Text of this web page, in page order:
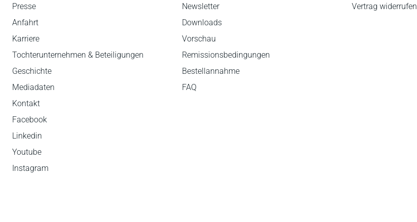
Presse
Anfahrt
Karriere
Tochterunternehmen & Beteiligungen
Geschichte
Mediadaten
Kontakt
Facebook
Linkedin
Youtube
Instagram
Newsletter
Downloads
Vorschau
Remissionsbedingungen
Bestellannahme
FAQ
Vertrag widerrufen